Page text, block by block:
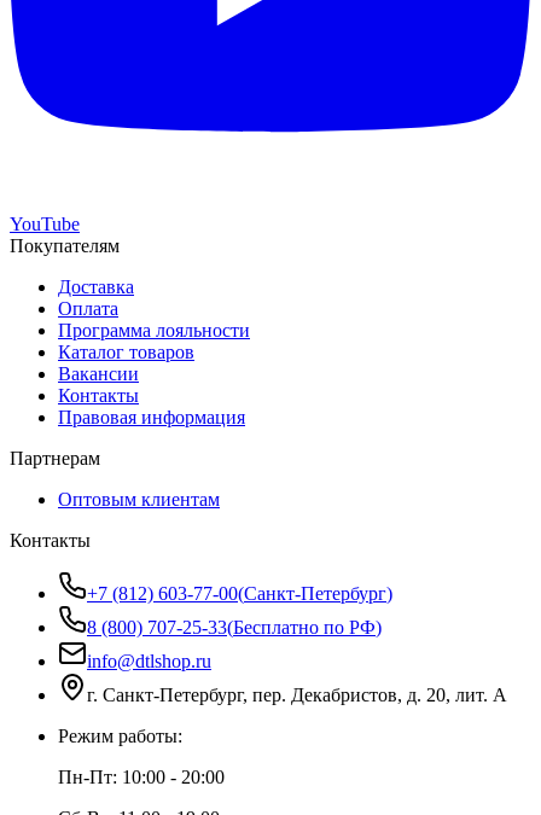
YouTube
Покупателям
Доставка
Оплата
Программа лояльности
Каталог товаров
Вакансии
Контакты
Правовая информация
Партнерам
Оптовым клиентам
Контакты
+7 (812) 603-77-00(Санкт-Петербург)
8 (800) 707-25-33(Бесплатно по РФ)
info@dtlshop.ru
г. Санкт-Петербург, пер. Декабристов, д. 20, лит. А
Режим работы:
Пн-Пт: 10:00 - 20:00